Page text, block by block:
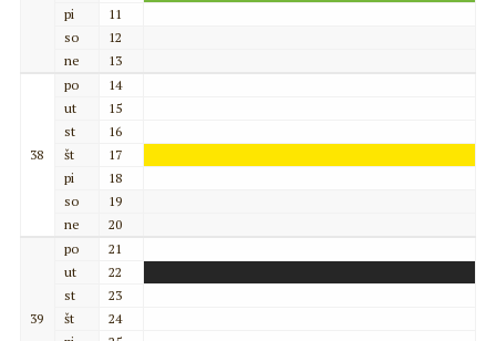
pi
11
so
12
ne
13
38
po
14
ut
15
st
16
št
17
pi
18
so
19
ne
20
39
po
21
ut
22
st
23
št
24